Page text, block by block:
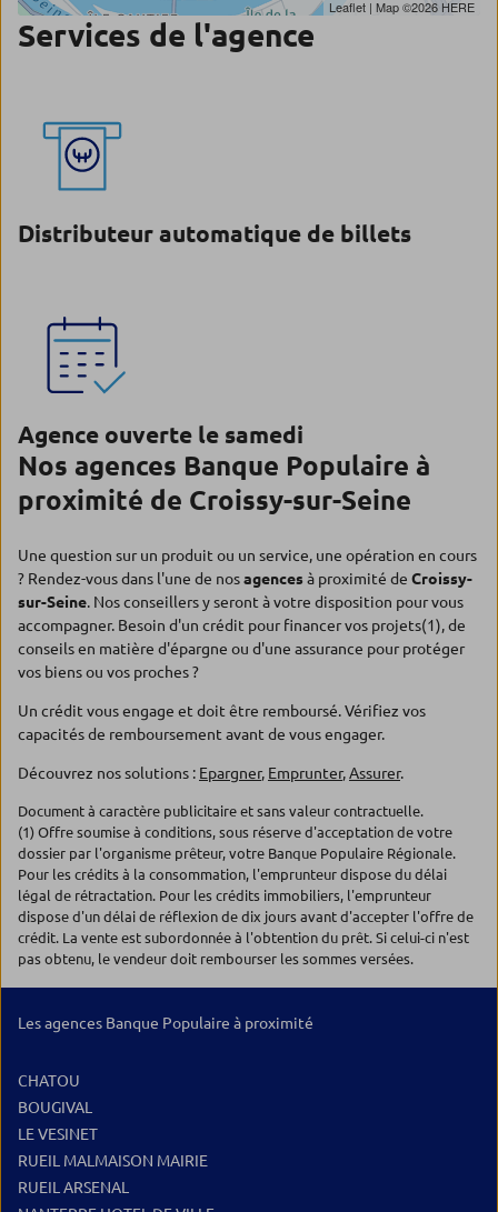
Leaflet | Map ©2026 HERE
Services de l'agence
Distributeur automatique de billets
Agence ouverte le samedi
Nos agences Banque Populaire à
proximité de Croissy-sur-Seine
Une question sur un produit ou un service, une opération en cours
? Rendez-vous dans l'une de nosagencesà proximité de Croissy-
sur-Seine. Nos conseillers y seront à votre disposition pour vous
accompagner. Besoin d'un crédit pour financer vos projets(1), de
conseils en matière d'épargne ou d'une assurance pour protéger
vos biens ou vos proches ?
Un crédit vous engage et doit être remboursé. Vérifiez vos
capacités de remboursement avant de vous engager.
Découvrez nos solutions : Epargner, Emprunter,Assurer.
Document à caractère publicitaire et sans valeur contractuelle.
(1) Offre soumise à conditions, sous réserve d'acceptation de votre
dossier par l'organisme prêteur, votre Banque Populaire Régionale.
Pour les crédits à la consommation, l'emprunteur dispose du délai
légal de rétractation. Pour les crédits immobiliers, l'emprunteur
dispose d'un délai de réflexion de dix jours avant d'accepter l'offre de
crédit. La vente est subordonnée à l'obtention du prêt. Si celui-ci n'est
pas obtenu, le vendeur doit rembourser les sommes versées.
Les agences Banque Populaire à proximité
CHATOU
BOUGIVAL
LE VESINET
RUEIL MALMAISON MAIRIE
RUEIL ARSENAL